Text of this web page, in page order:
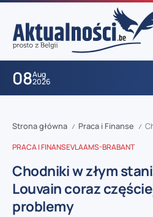
08Aug
2026
Strona główna / Praca i Finanse /
PRACA I FINANSEVLAAMS-BRABANT
Chodniki w złym
Louvain coraz
problemy